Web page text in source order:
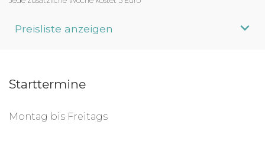
Preisliste anzeigen
4 Wochen
6 Wochen
Starttermine
Montag bis Freitags